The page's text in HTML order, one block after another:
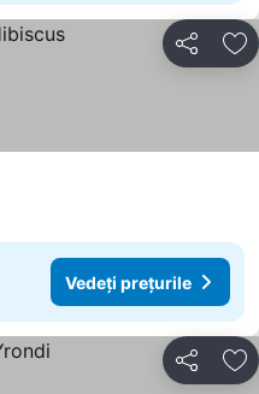
Distribuiți
Vedeți prețurile
Distribuiți